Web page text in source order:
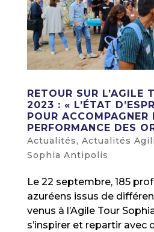
RETOUR SUR L’AGILE
2023 : « L’ÉTAT
POUR ACCOMPAGNER
PERFORMANCE DES
Actualités, Actualités
Sophia Antipolis
Le 22 septembre, 185
azuréens issus de
venus à l’Agile Tour
s’inspirer et repartir avec